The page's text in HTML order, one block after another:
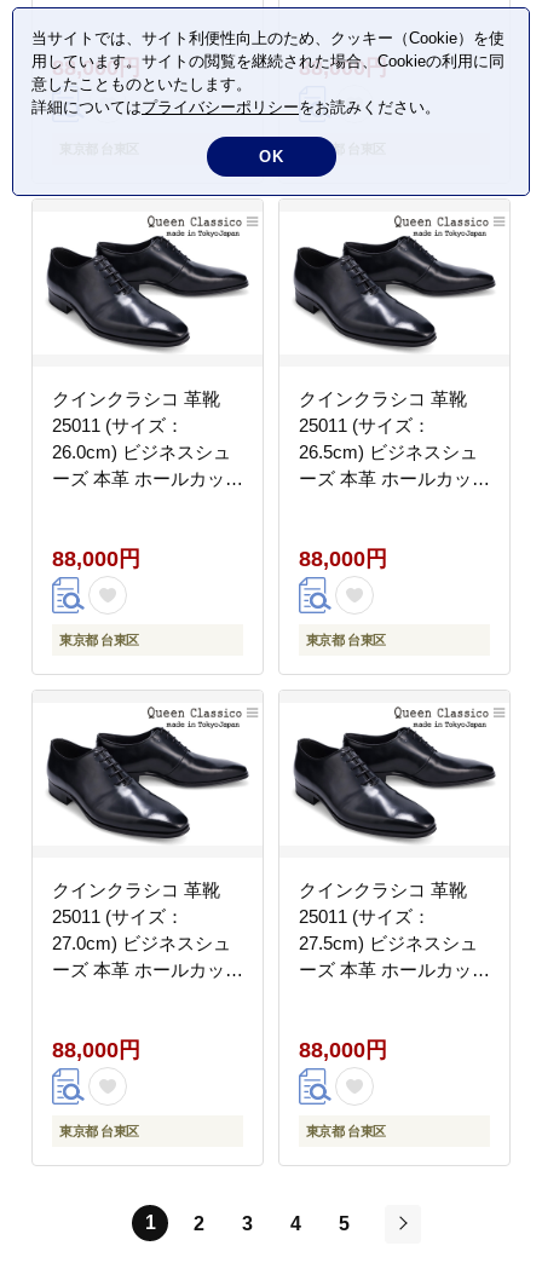
幅広 甲高 牛革 フォー
マル カジュアル
88,000円
幅広 甲高 牛革 フォー
マル カジュアル
88,000円
東京都 台東区
クインクラシコ 革靴
25011 (サイズ：
26.0cm) ビジネスシュ
ーズ 本革 ホールカット
88,000円
東京都 台東区
クインクラシコ 革靴
25011 (サイズ：
26.5cm) ビジネスシュ
ーズ 本革 ホールカット
88,000円
東京都 台東区
クインクラシコ 革靴
25011 (サイズ：
27.0cm) ビジネスシュ
ーズ 本革 ホールカット
88,000円
東京都 台東区
クインクラシコ 革靴
25011 (サイズ：
27.5cm) ビジネスシュ
ーズ 本革 ホールカット
88,000円
東京都 台東区
1 2 3 4
5
当サイトでは、サイト利便性向上のため、クッキー（Cookie）を使
用しています。サイトの閲覧を継続された場合、Cookieの利用に同
意したことものといたします。
詳細についてはプライバシーポリシーをお読みください。
OK